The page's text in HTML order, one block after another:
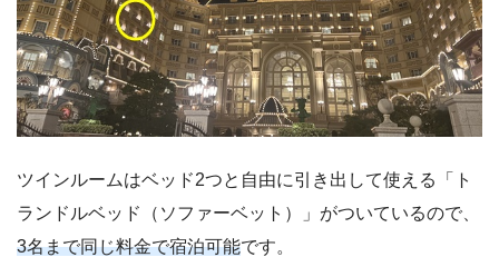
ツインルームはベッド2つと自由に引き出して使える「ト
ランドルベッド（ソファーベット）」がついているので、
3名まで同じ料金で宿泊可能です。